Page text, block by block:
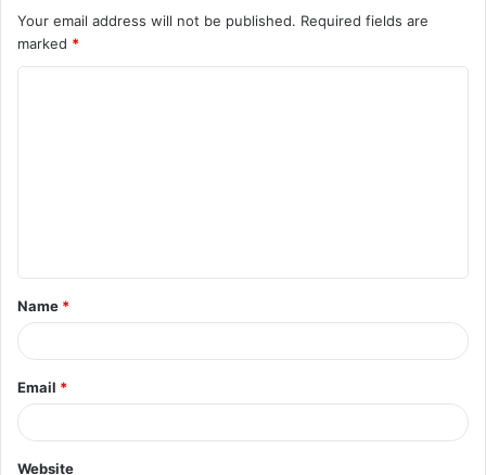
Your email address will not be published. Required fields are
marked *
t
*
Name *
Email *
Website